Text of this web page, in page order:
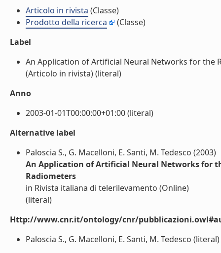
Articolo in rivista (Classe)
Prodotto della ricerca
(Classe)
Label
An Application of Artificial Neural Networks for the
(Articolo in rivista) (literal)
Anno
2003-01-01T00:00:00+01:00 (literal)
Alternative label
Paloscia S., G. Macelloni, E. Santi, M. Tedesco (2003)
An Application of Artificial Neural Networks for
Radiometers
in Rivista italiana di telerilevamento (Online)
(literal)
Http://www.cnr.it/ontology/cnr/
Paloscia S., G. Macelloni, E. Santi, M. Tedesco (literal)